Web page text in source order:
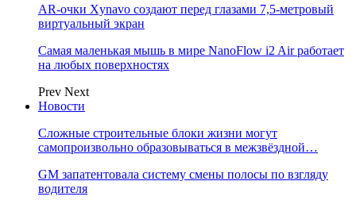
AR-очки Xynavo создают перед глазами 7,5-метровый
виртуальный экран
Самая маленькая мышь в мире NanoFlow i2 Air работает
на любых поверхностях
Prev Next
Новости
Сложные строительные блоки жизни могут
самопроизвольно образовываться в межзвёздной…
GM запатентовала систему смены полосы по взгляду
водителя